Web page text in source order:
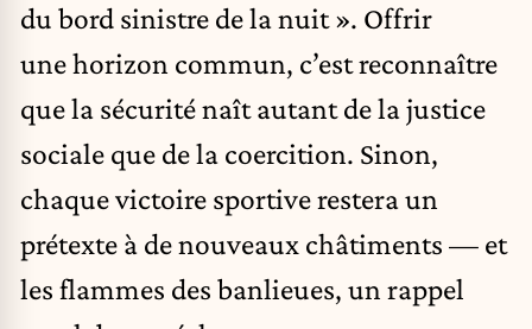
du bord sinistre de la nuit ». Offrir
une horizon commun, c’est reconnaître
que la sécurité naît autant de la justice
sociale que de la coercition. Sinon,
chaque victoire sportive restera un
prétexte à de nouveaux châtiments — et
les flammes des banlieues, un rappel